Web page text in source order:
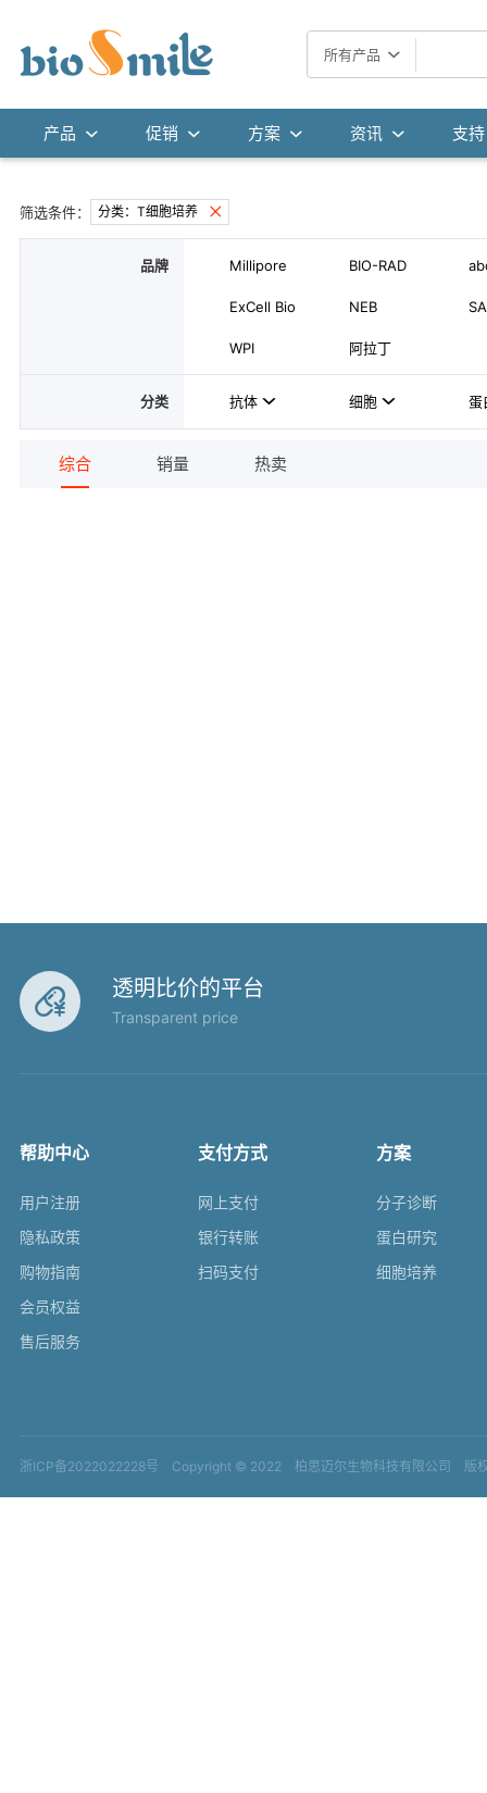
所有产品
产品 促销 方案 资讯 支持
筛选条件： 分类：T细胞培养
品牌 Millipore BIO-RAD
ExCell Bio NEB
WPI 阿拉丁
分类 抗体 细胞 蛋
综合 销量 热卖
 透明比价的平台
Transparent price
帮助中心
用户注册
隐私政策
购物指南
会员权益
售后服务
支付方式
网上支付
银行转账
扫码支付
方案
分子诊断
蛋白研究
细胞培养
浙ICP备2022022228号 Copyright © 2022 柏思迈尔生物科技有限公司 版